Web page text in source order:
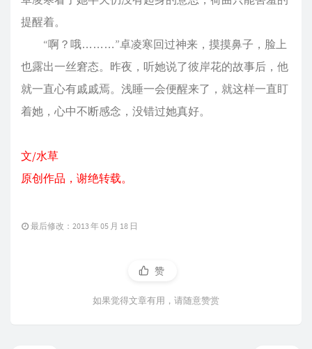
提醒着。
“啊？哦………”卓凌寒回过神来，摸摸鼻子，脸上
也露出一丝窘态。昨夜，听她说了彼岸花的故事后，他
就一直心有戚戚焉。浅睡一会便醒来了，就这样一直盯
着她，心中不断感念，没错过她真好。
文/水草
原创作品，谢绝转载。
最后修改：2013 年 05 月 18 日
赞
如果觉得文章有用，请随意赞赏